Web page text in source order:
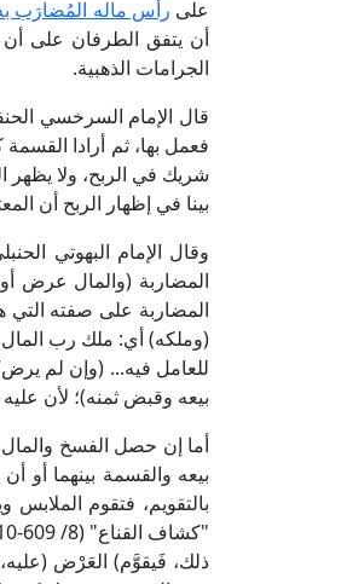
على رأس ماله المُضارَب
أن يتفق الطرفان على أن
الجرامات الذهبية.
فعمل بها، ثم أرادا
شريك في الربح، ولا يظهر
بينا في إظهار الربح أن
المضاربة (والمال عرض
المضاربة على صفته التي
(وملكه) أي: ملك رب المال
للعامل فيه... (وإن لم
بيعه وقبض ثمنه)؛ لأن
أما إن حصل الفسخ
بيعه والقسمة بينهما أو
بالتقويم، فتقوم
ذلك، فَيقوَّم) العَرْض